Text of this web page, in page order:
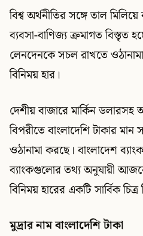
বিশ্ব অর্থনীতির সঙ্গে তাল
ব্যবসা-বাণিজ্য ক্রমাগত বিস্তৃত
লেনদেনকে সচল রাখতে
বিনিময় হার।
দেশীয় বাজারে মার্কিন ডলারসহ
বিপরীতে বাংলাদেশি টাকার মান
ওঠানামা করছে। বাংলাদেশ
ব্যাংকগুলোর তথ্য অনুযায়ী
বিনিময় হারের একটি সার্বিক
মুদ্রার নাম বাংলাদেশি টাকা